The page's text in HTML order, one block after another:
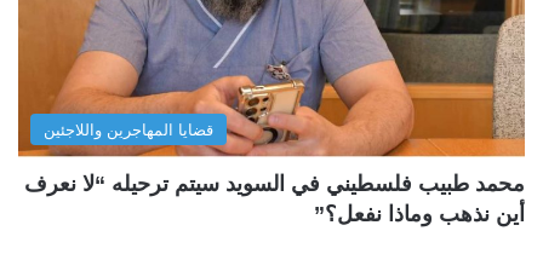
قضايا المهاجرين واللاجئين
محمد طبيب فلسطيني في السويد سيتم ترحيله “لا نعرف
أين نذهب وماذا نفعل؟”